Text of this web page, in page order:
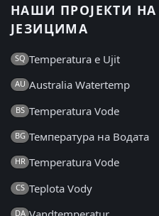
НАШИ ПРОЈЕКТИ
ЈЕЗИЦИМА
SQ Temperatura e Ujit
AU Australia Watertemp
BS Temperatura Vode
BG Температура на Водата
HR Temperatura Vode
CS Teplota Vody
DA